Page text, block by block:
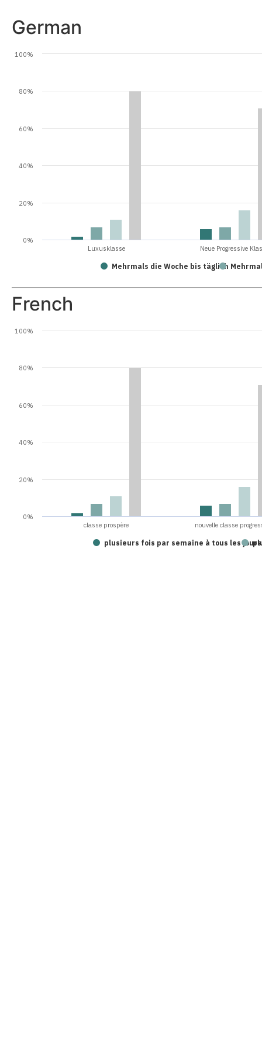
German
Mehrmals die Woche bis täglich
Luxusklasse Neue Progressive
0%
20%
40%
60%
80%
100%
French
plusieurs fois par semaine à tous les jours
classe prospère nouvelle classe
0%
20%
40%
60%
80%
100%